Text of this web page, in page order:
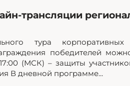
трансляции
тура
победителей
(МСК) – защиты
В дневной программе...